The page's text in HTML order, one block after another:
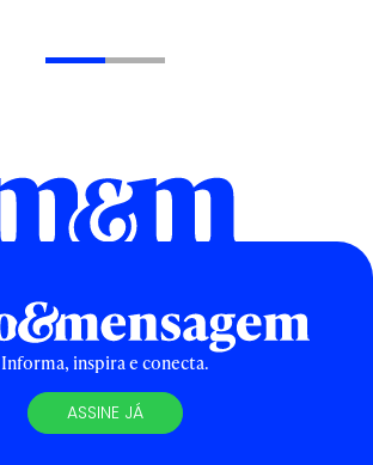
Informa, inspira e conecta.
ASSINE JÁ